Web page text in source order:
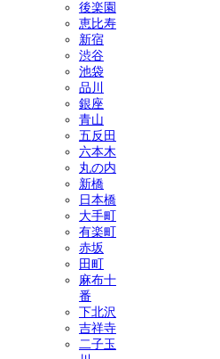
後楽園
恵比寿
新宿
渋谷
池袋
品川
銀座
青山
五反田
六本木
丸の内
新橋
日本橋
大手町
有楽町
赤坂
田町
麻布十
番
下北沢
吉祥寺
二子玉